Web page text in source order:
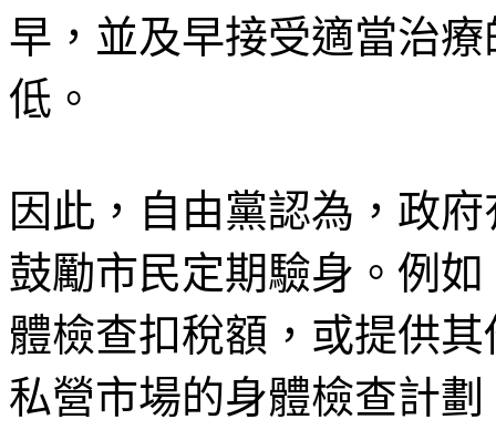
早，並及早接受適當治
低。
因此，自由黨認為，政
鼓勵市民定期驗身。例
體檢查扣稅額，或提供
私營市場的身體檢查計劃